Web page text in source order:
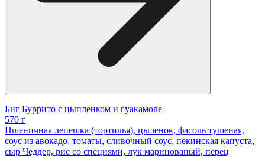
Биг Буррито с цыпленком и гуакамоле
570 г
Пшеничная лепешка (тортилья), цыленок, фасоль тушеная,
соус из авокадо, томаты, сливочный соус, пекинская капуста,
сыр Чеддер, рис со специями, лук маринованый, перец